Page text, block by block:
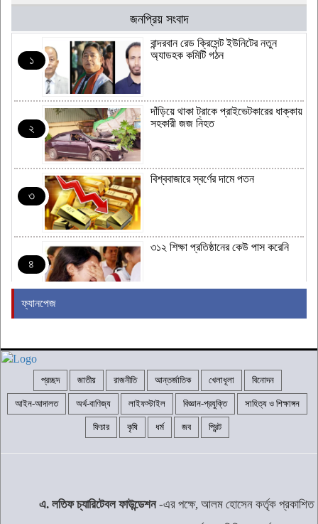
জনপ্রিয় সংবাদ
১
বান্দরবান রেড ক্রিসেন্ট ইউনিটের নতুন
অ্যাডহক কমিটি গঠন
২
দাঁড়িয়ে থাকা ট্রাকে প্রাইভেটকারের ধাক্কায়
সহকারী জজ নিহত
৩
বিশ্ববাজারে স্বর্ণের দামে পতন
৪
৩১২ শিক্ষা প্রতিষ্ঠানের কেউ পাস করেনি
৬
ইরানের সঙ্গে যুদ্ধে ‘হেরে গেছে’ যুক্তরাষ্ট্র:
মার্কিন সিনেটর
স্থানীয় সরকার নির্বাচনে যোগ্য ও ত্যাগীরাই
ফ্যানপেজ
প্রচ্ছদ জাতীয় রাজনীতি আন্তর্জাতিক খেলাধূলা বিনোদন
আইন-আদালত অর্থ-বাণিজ্য লাইফস্টাইল বিজ্ঞান-প্রযুক্তি সাহিত্য ও শিক্ষাঙ্গন
ফিচার কৃষি ধর্ম জব প্রিন্ট
এ. লতিফ চ্যারিটেবল ফাউন্ডেশন-এর পক্ষে, আলম হোসেন কর্তৃক প্রকাশিত